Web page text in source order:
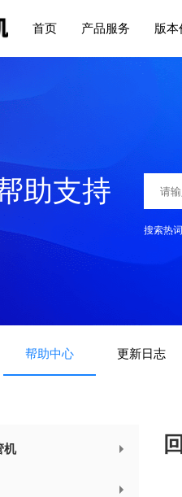
首页 产品服务 版本
助支持
搜索热词
帮助中心 更新日志
机